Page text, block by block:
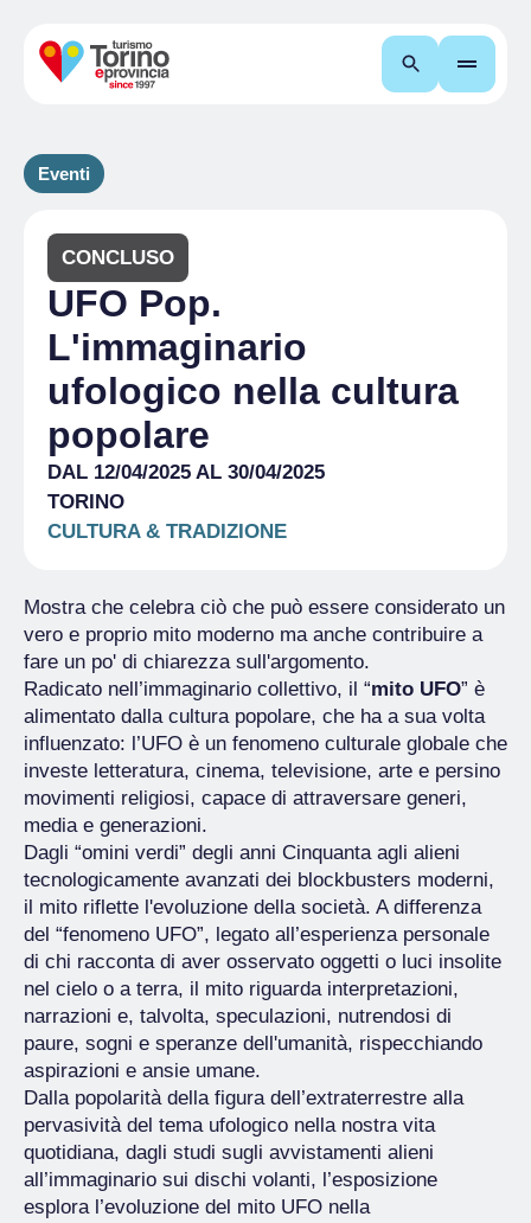
Cerca
Eventi
CONCLUSO
UFO Pop.
L'immaginario
ufologico nella cultura
popolare
DAL 12/04/2025 AL 30/04/2025
TORINO
CULTURA & TRADIZIONE
Mostra che celebra ciò che può essere considerato un
vero e proprio mito moderno ma anche contribuire a
fare un po' di chiarezza sull'argomento.
Radicato nell’immaginario collettivo, il “mito UFO” è
alimentato dalla cultura popolare, che ha a sua volta
influenzato: l’UFO è un fenomeno culturale globale che
investe letteratura, cinema, televisione, arte e persino
movimenti religiosi, capace di attraversare generi,
media e generazioni.
Dagli “omini verdi” degli anni Cinquanta agli alieni
tecnologicamente avanzati dei blockbusters moderni,
il mito riflette l'evoluzione della società. A differenza
del “fenomeno UFO”, legato all’esperienza personale
di chi racconta di aver osservato oggetti o luci insolite
nel cielo o a terra, il mito riguarda interpretazioni,
narrazioni e, talvolta, speculazioni, nutrendosi di
paure, sogni e speranze dell'umanità, rispecchiando
aspirazioni e ansie umane.
Dalla popolarità della figura dell’extraterrestre alla
pervasività del tema ufologico nella nostra vita
quotidiana, dagli studi sugli avvistamenti alieni
all’immaginario sui dischi volanti, l’esposizione
esplora l’evoluzione del mito UFO nella